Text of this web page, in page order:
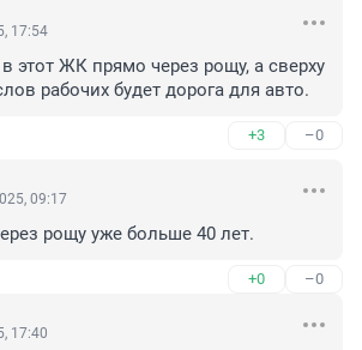
17:54
этот ЖК прямо через рощу, а сверху
рабочих будет дорога для авто.
+3 –0
09:17
рощу уже больше 40 лет.
+0 –0
17:40